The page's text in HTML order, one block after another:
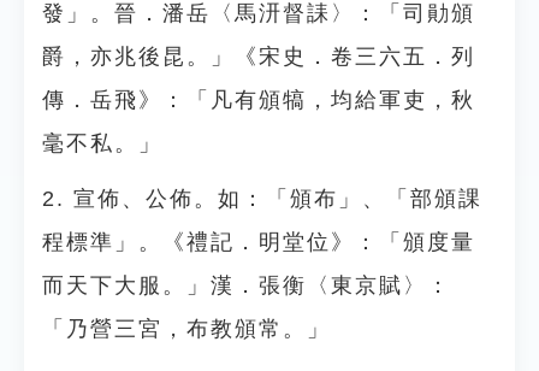
發」。晉．潘岳〈馬汧督誄〉：「司勛頒
爵，亦兆後昆。」《宋史．卷三六五．列
傳．岳飛》：「凡有頒犒，均給軍吏，秋
毫不私。」
2. 宣佈、公佈。如：「頒布」、「部頒課
程標準」。《禮記．明堂位》：「頒度量
而天下大服。」漢．張衡〈東京賦〉：
「乃營三宮，布教頒常。」